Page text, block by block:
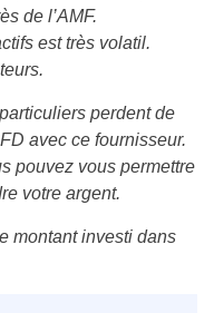
de l’AMF.
est très volatil.
perdent de
avec ce fournisseur.
pouvez vous permettre
votre argent.
montant investi dans